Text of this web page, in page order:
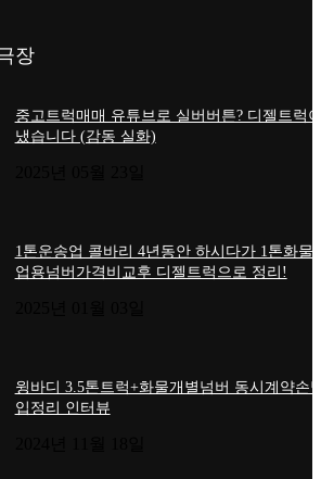
장
중고트럭매매 유튜브로 실버버튼? 디젤트럭
냈습니다 (감동 실화)
1톤운송업 콜바리 4년동안 하시다가 1톤화물
업용넘버가격비교후 디젤트럭으로 정리!
윙바디 3.5톤트럭+화물개별넘버 동시계약손
입정리 인터뷰